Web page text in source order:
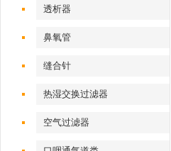
透析器
鼻氧管
缝合针
热湿交换过滤器
空气过滤器